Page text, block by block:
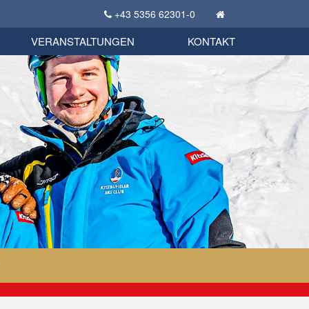
+43 5356 62301-0
KSC Sportgeschichte
Bekleidungsshop
VERANSTALTUNGEN KONTAKT